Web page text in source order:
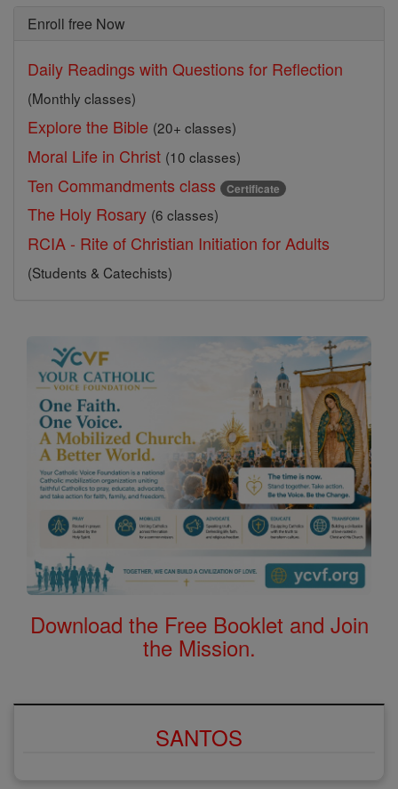
Enroll free Now
Daily Readings with Questions for Reflection
(Monthly classes)
Explore the Bible (20+ classes)
Moral Life in Christ (10 classes)
Ten Commandments class Certificate
The Holy Rosary (6 classes)
RCIA - Rite of Christian Initiation for Adults
(Students & Catechists)
Download the Free Booklet and Join
the Mission.
SANTOS